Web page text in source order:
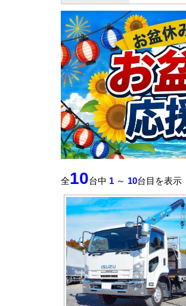
全10台中 1 ～ 10台目を表示